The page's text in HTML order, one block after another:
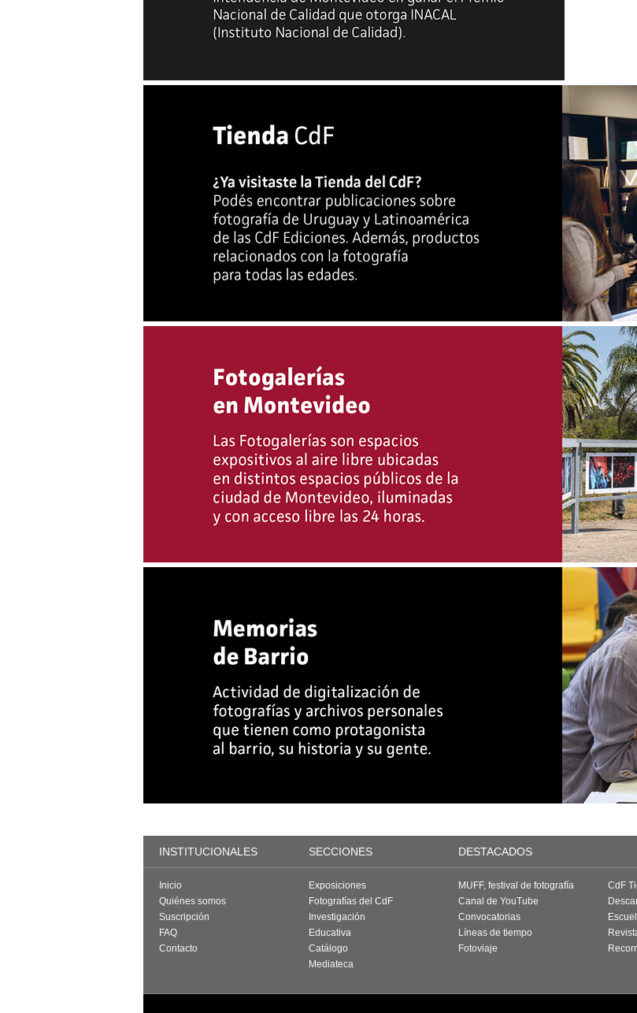
INSTITUCIONALES SECCIONES DESTACADOS
Inicio
Quiénes somos
Suscripción
FAQ
Contacto
Exposiciones
Fotografías del CdF
Investigación
Educativa
Catálogo
Mediateca
MUFF, festival de fotografía
Canal de YouTube
Convocatorias
Líneas de tiempo
Fotoviaje
CdF